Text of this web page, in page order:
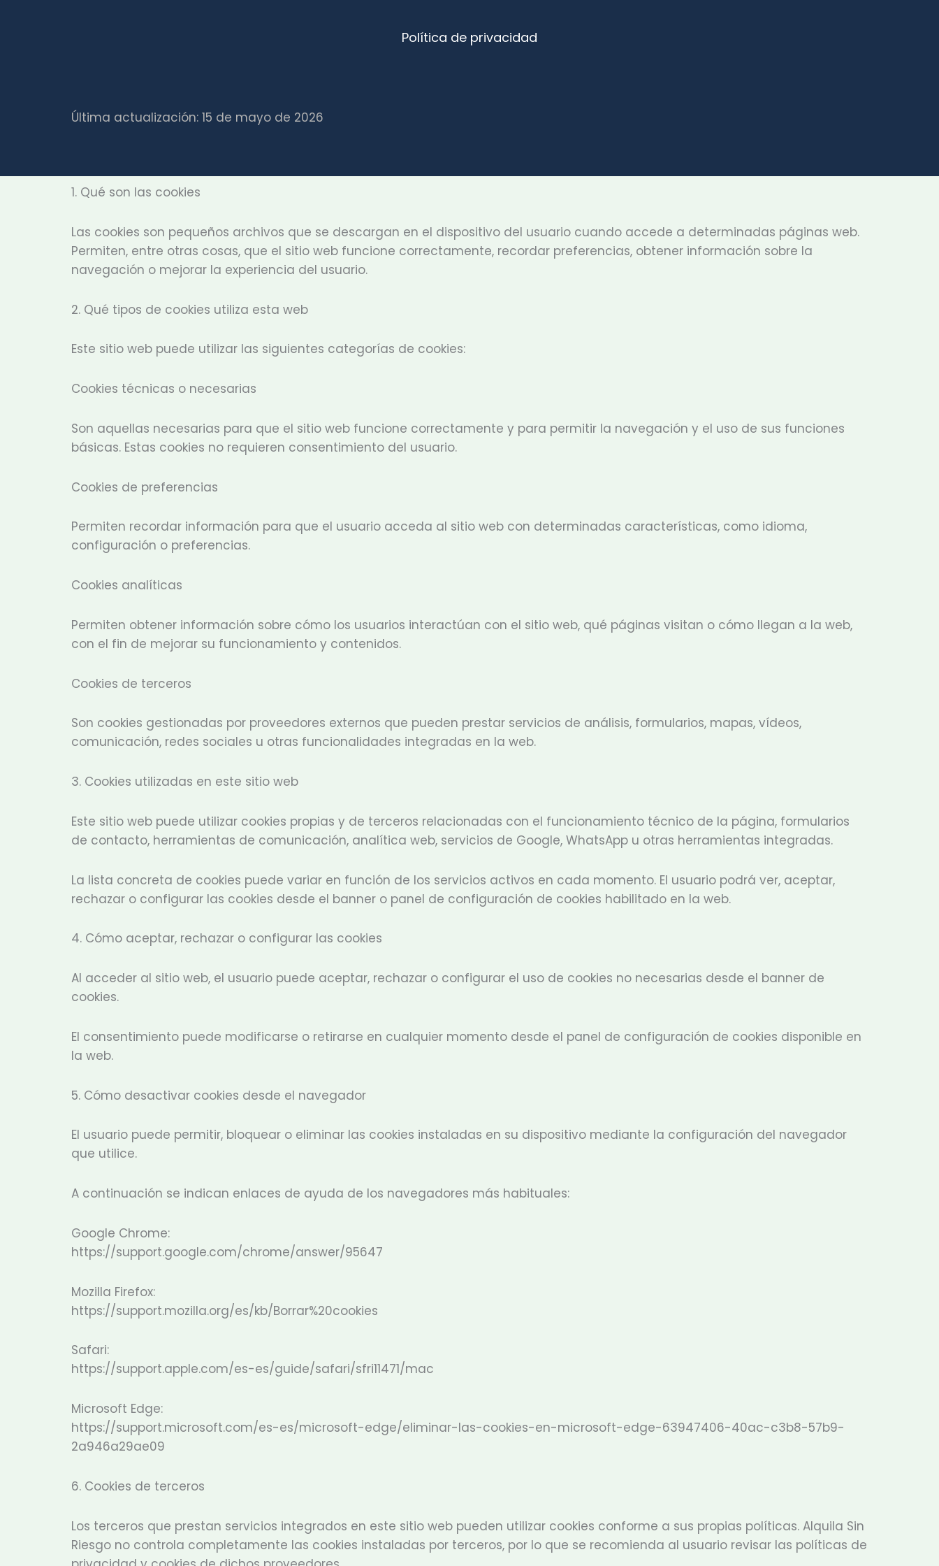
Política de privacidad
Última actualización: 15 de mayo de 2026
1. Qué son las cookies
Las cookies son pequeños archivos que se descargan en el dispositivo del usuario cuando accede a determinadas páginas web.
Permiten, entre otras cosas, que el sitio web funcione correctamente, recordar preferencias, obtener información sobre la
navegación o mejorar la experiencia del usuario.
2. Qué tipos de cookies utiliza esta web
Este sitio web puede utilizar las siguientes categorías de cookies:
Cookies técnicas o necesarias
Son aquellas necesarias para que el sitio web funcione correctamente y para permitir la navegación y el uso de sus funciones
básicas. Estas cookies no requieren consentimiento del usuario.
Cookies de preferencias
Permiten recordar información para que el usuario acceda al sitio web con determinadas características, como idioma,
configuración o preferencias.
Cookies analíticas
Permiten obtener información sobre cómo los usuarios interactúan con el sitio web, qué páginas visitan o cómo llegan a la web,
con el fin de mejorar su funcionamiento y contenidos.
Cookies de terceros
Son cookies gestionadas por proveedores externos que pueden prestar servicios de análisis, formularios, mapas, vídeos,
comunicación, redes sociales u otras funcionalidades integradas en la web.
3. Cookies utilizadas en este sitio web
Este sitio web puede utilizar cookies propias y de terceros relacionadas con el funcionamiento técnico de la página, formularios
de contacto, herramientas de comunicación, analítica web, servicios de Google, WhatsApp u otras herramientas integradas.
La lista concreta de cookies puede variar en función de los servicios activos en cada momento. El usuario podrá ver, aceptar,
rechazar o configurar las cookies desde el banner o panel de configuración de cookies habilitado en la web.
4. Cómo aceptar, rechazar o configurar las cookies
Al acceder al sitio web, el usuario puede aceptar, rechazar o configurar el uso de cookies no necesarias desde el banner de
cookies.
El consentimiento puede modificarse o retirarse en cualquier momento desde el panel de configuración de cookies disponible en
la web.
5. Cómo desactivar cookies desde el navegador
El usuario puede permitir, bloquear o eliminar las cookies instaladas en su dispositivo mediante la configuración del navegador
que utilice.
A continuación se indican enlaces de ayuda de los navegadores más habituales:
Google Chrome:
https://support.google.com/chrome/answer/95647
Mozilla Firefox:
https://support.mozilla.org/es/kb/Borrar%20cookies
Safari:
https://support.apple.com/es-es/guide/safari/sfri11471/mac
Microsoft Edge:
https://support.microsoft.com/es-es/microsoft-edge/eliminar-las-cookies-en-microsoft-edge-63947406-40ac-c3b8-57b9-
2a946a29ae09
6. Cookies de terceros
Los terceros que prestan servicios integrados en este sitio web pueden utilizar cookies conforme a sus propias políticas. Alquila Sin
Riesgo no controla completamente las cookies instaladas por terceros, por lo que se recomienda al usuario revisar las políticas de